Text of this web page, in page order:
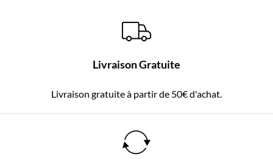
Livraison Gratuite
Livraison gratuite à partir de 50€ d'achat.